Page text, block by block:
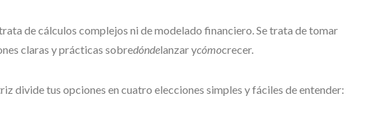
de cálculos complejos ni de modelado financiero. Se trata de tomar
claras y prácticas sobredóndelanzar ycómocrecer.
divide tus opciones en cuatro elecciones simples y fáciles de entender: